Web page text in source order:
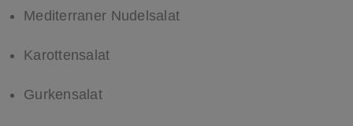
Mediterraner Nudelsalat
Karottensalat
Gurkensalat